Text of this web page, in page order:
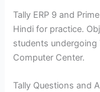
Tally ERP 9 and
Hindi for practice.
students undergoing
Computer Center.
Tally Questions and